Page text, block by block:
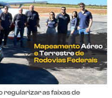
regularizar as faixas de